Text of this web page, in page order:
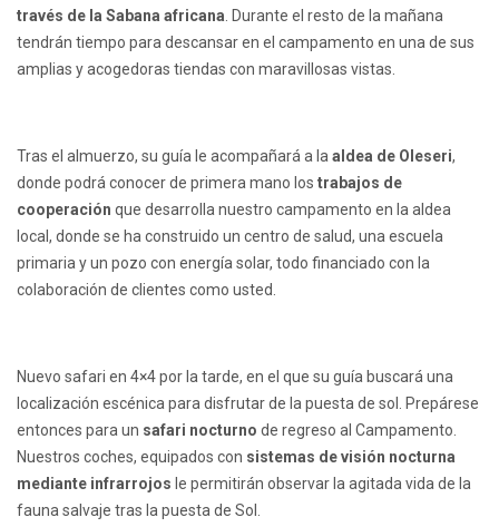
través de la Sabana africana . Durante el resto de la mañana
tendrán tiempo para descansar en el campamento en una de sus
amplias y acogedoras tiendas con maravillosas vistas.
Tras el almuerzo, su guía le acompañará a la aldea de Oleseri,
donde podrá conocer de primera mano los trabajos de
cooperación que desarrolla nuestro campamento en la aldea
local, donde se ha construido un centro de salud, una escuela
primaria y un pozo con energía solar, todo financiado con la
colaboración de clientes como usted.
Nuevo safari en 4×4 por la tarde, en el que su guía buscará una
localización escénica para disfrutar de la puesta de sol. Prepárese
entonces para un safari nocturno de regreso al Campamento.
Nuestros coches, equipados con sistemas de visión nocturna
mediante infrarrojos le permitirán observar la agitada vida de la
fauna salvaje tras la puesta de Sol.